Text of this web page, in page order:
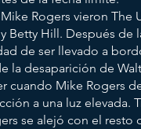
Rogers vieron
Betty Hill. Después de
de ser llevado a
la desaparición de
cuando Mike Rogers
a una luz elevada.
se alejó con el resto